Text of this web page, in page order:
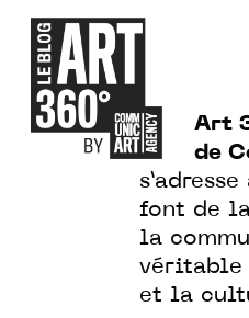
Art
de
font de
la
véritable
et la